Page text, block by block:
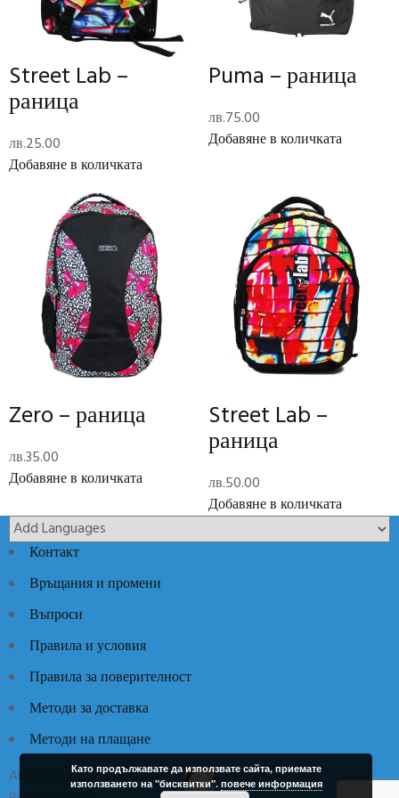
Street
-
раница
Добавяне в количката
Alternative:
Add to Wishlist
Long Description
Description
Street Lab – раница
Допълнителна информация
0.8 кг
Размери22 × 31 × 44 см
Street Lab
Отзиви (0)
Reviews
Add Review
Код:1665-6508Категории:Раници,Ученически пособия
Street Lab –
раница
лв.25.00
Добавяне в количката
Puma – раница
лв.75.00
Добавяне в количката
Zero – раница
лв.35.00
Добавяне в количката
Street Lab –
раница
лв.50.00
Добавяне в количката
Контакт
Връщания и промени
Въпроси
Правила и условия
Правила за поверителност
Методи за доставка
Методи на плащане
All Rights Reserved / Всички права запазени © 2017 -
Като продължавате да използвате сайта, приемате
използването на "бисквитки". повече информация